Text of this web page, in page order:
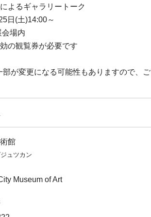
よるギャラリートーク
日(土)14:00～
会場内
の観覧券が必要です
部が変更になる可能性もありますので、ご
館
ュツカン
Museum of Art